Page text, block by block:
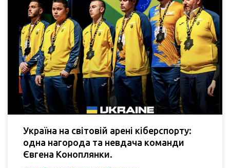
Україна на світовій арені кіберспорту:
одна нагорода та невдача команди
Євгена Коноплянки.